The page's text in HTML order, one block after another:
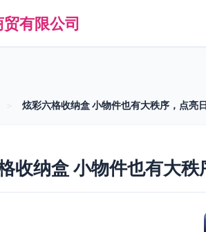
有限公司
炫彩六格收纳盒 小物件也有大秩序，点亮
收纳盒 小物件也有大